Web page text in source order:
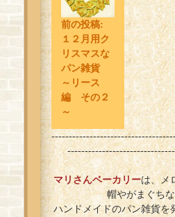
前の投稿:
１２月用ク
リスマスな
パン雑貨
～リース
編 その２
～
マリさんベーカリーは、メ
帽やがまぐち
ハンドメイドのパン雑貨を